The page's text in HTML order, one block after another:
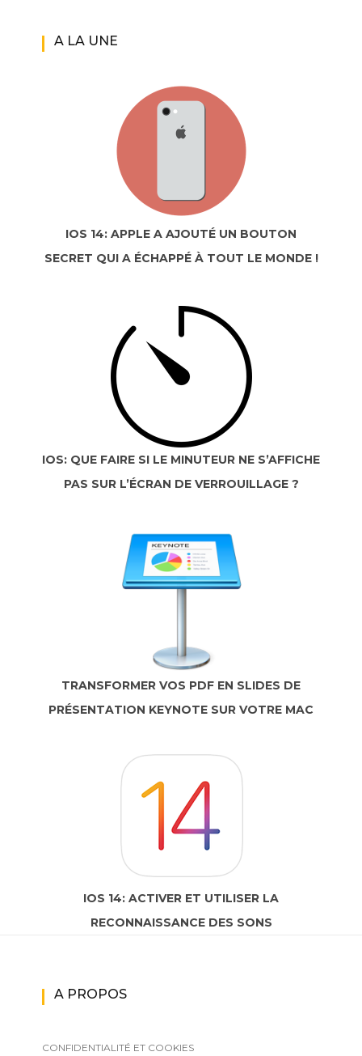
A LA UNE
IOS 14: APPLE A AJOUTÉ UN BOUTON
SECRET QUI A ÉCHAPPÉ À TOUT LE MONDE !
IOS: QUE FAIRE SI LE MINUTEUR NE S’AFFICHE
PAS SUR L’ÉCRAN DE VERROUILLAGE ?
TRANSFORMER VOS PDF EN SLIDES DE
PRÉSENTATION KEYNOTE SUR VOTRE MAC
IOS 14: ACTIVER ET UTILISER LA
RECONNAISSANCE DES SONS
A PROPOS
CONFIDENTIALITÉ ET COOKIES